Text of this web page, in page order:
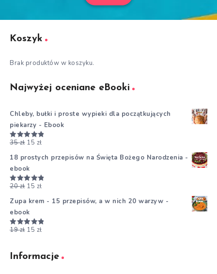
Koszyk
Brak produktów w koszyku.
Najwyżej oceniane eBooki
Chleby, bułki i proste wypieki dla początkujących
piekarzy - Ebook
Oceniono
35zł 15 zł
18 prostych przepisów na Święta Bożego Narodzenia -
ebook
Oceniono
20zł 15 zł
Zupa krem - 15 przepisów, a w nich 20 warzyw -
ebook
Oceniono
19zł 15 zł
Informacje